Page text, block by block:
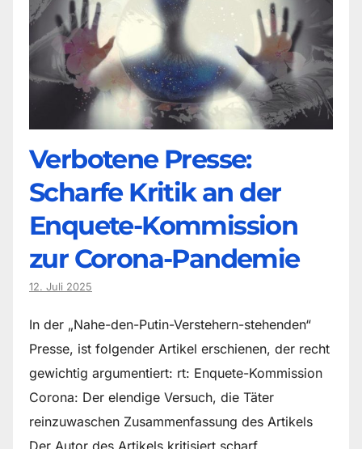
Verbotene Presse:
Scharfe Kritik an der
Enquete-Kommission
zur Corona-Pandemie
12. Juli 2025
In der „Nahe-den-Putin-Verstehern-stehenden“
Presse, ist folgender Artikel erschienen, der recht
gewichtig argumentiert: rt: Enquete-Kommission
Corona: Der elendige Versuch, die Täter
reinzuwaschen Zusammenfassung des Artikels
Der Autor des Artikels kritisiert scharf…